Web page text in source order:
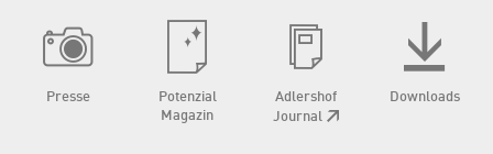
Presse
Potenzial
Magazin
Adlershof
Journal
Downloads